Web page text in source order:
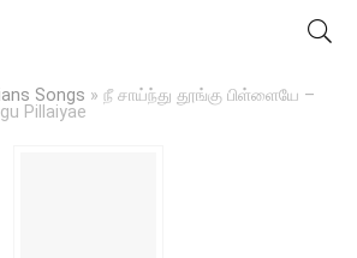
Songs » நீ சாய்ந்து தூங்கு பிள்ளையே –
Pillaiyae